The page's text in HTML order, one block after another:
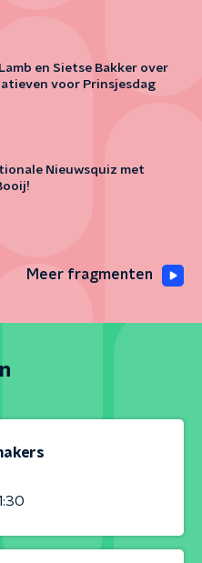
en Sietse Bakker over
voor Prinsjesdag
Nieuwsquiz met
Meer fragmenten